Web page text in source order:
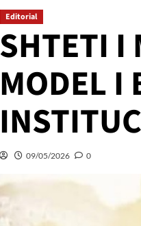
Editorial
SHTETI I
MODEL I
09/05/2026 0